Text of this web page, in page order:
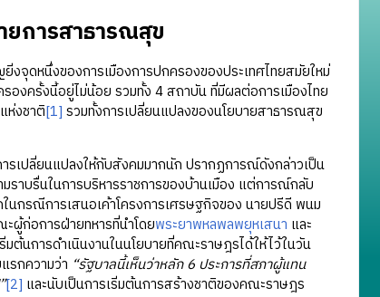
การสาธารณสุข
จุดหนึ่งของการเมืองการปกครองของประเทศไทยสมัยใหม่
องครั้งนี้อยู่ไม่น้อย รวมทั้ง 4 สถาบัน ที่มีผลต่อการเมืองไทย
ห่งชาติ[1] รวมทั้งการเปลี่ยนแปลงของนโยบายสาธารณสุข
เปลี่ยนแปลงให้กับสังคมมากนัก ปรากฏการณ์ดังกล่าวเป็น
าบรื่นในการบริหารราชการของบ้านเมือง แต่การณ์กลับ
กรณีการเสนอเค้าโครงการเศรษฐกิจของ นายปรีดี พนม
ะผู้ก่อการฝ่ายทหารที่นำโดยพระยาพหลพลพยุหเสนา และ
ต้นการดำเนินงานในนโยบายที่คณะราษฎรได้ให้ไว้ในวัน
รกความว่า “รัฐบาลนี้เห็นว่าหลัก 6 ประการที่สภาผู้แทน
[2] และนับเป็นการเริ่มต้นการสร้างชาติของคณะราษฎร